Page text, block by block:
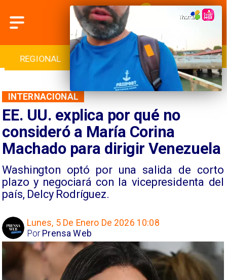
INTERNACIONAL DEPORTES CULTURA
EE. UU. explica por qué no
consideró a María Corina
Machado para dirigir Venezuela
Washington optó por una salida de corto
plazo y negociará con la vicepresidenta del
país, Delcy Rodríguez.
INTERNACIONAL
Lunes, 5 De Enero De 2026 10:08
Prensa Web
Por